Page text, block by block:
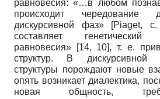
равновесия: «…в любом
происходит чередование
дискурсивной фаз»
[Piaget, с.
составляет
равновесия» [14, 10], т. е.
структур. В дискурсивной
структуры порождают новые
опять возникает диалектика,
новая общность,